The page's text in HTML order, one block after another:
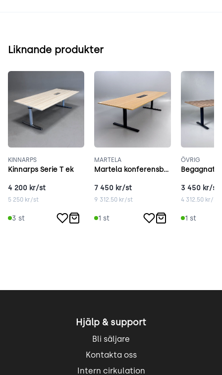
Liknande produkter
KINNARPS
Kinnarps Serie T ek
4 200 kr/st
5 250 kr/st
3 st
MARTELA
Martela konferensbord 280x100 cm ek
7 450 kr/st
9 312.50 kr/st
1 st
ÖVRIG
3 450 kr/st
4 312.50kr/st
1 st
Hjälp & support
Bli säljare
Kontakta oss
Intern cirkulation